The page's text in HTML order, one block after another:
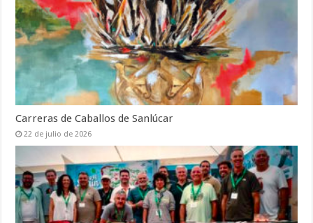
Carreras de Caballos de Sanlúcar
22 de julio de 2026